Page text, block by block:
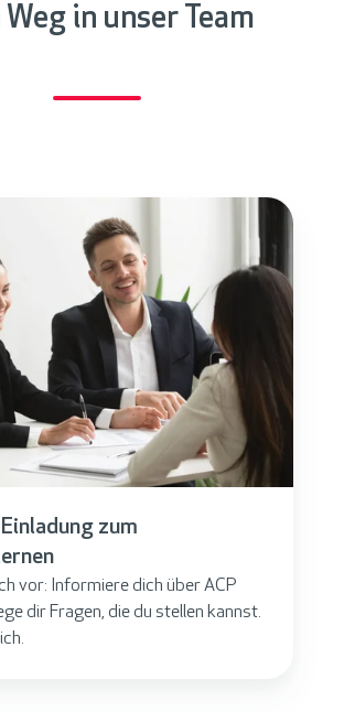
Weg in unser Team
4: Entscheidung